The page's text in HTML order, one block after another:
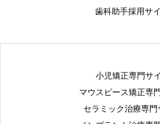
歯科助手採用サ
小児矯正専門サ
マウスピース矯正専
セラミック治療専門